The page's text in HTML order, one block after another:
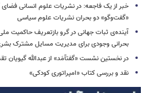
خبر از یک فاجعه: در نشریات علوم انسانی
«گفت‌وگو» دو بحران نشریات علوم سیاسی
آینده‌ی ثبات جهانی در گرو بازتعریف حاکمیت
بحرانی وجودی برای مدیریت مسایل مشترک
در نخستین نشست «گفتآمَد» از عبدالله گیویان
نقد و بررسی کتاب «امپراتوری کودکی»